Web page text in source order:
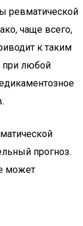
ревматической
чаще всего,
к таким
при любой
прогноз.
может